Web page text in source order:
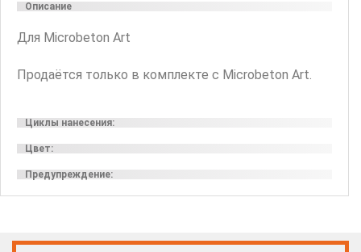
Описание
Для Microbeton Art
Продаётся только в комплекте с Microbeton Art.
Циклы нанесения:
Цвет:
Предупреждение: